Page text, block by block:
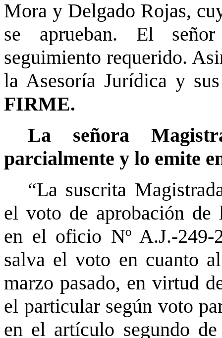
Mora y Delgado Rojas,
se aprueban. El
seguimiento requerido.
la Asesoría Jurídica y
FIRME.
La señora
parcialmente y lo emite
“La suscrita
el voto de aprobación de
en el oficio Nº A.J.-
salva el voto en cuanto
marzo pasado, en virtud
el particular según voto
en el artículo segundo